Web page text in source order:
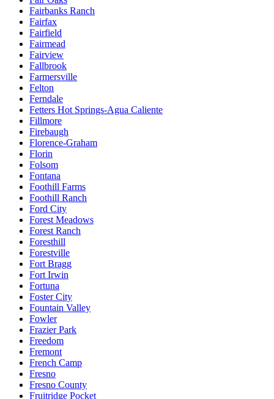
Fairbanks Ranch
Fairfax
Fairfield
Fairmead
Fairview
Fallbrook
Farmersville
Felton
Ferndale
Fetters Hot Springs-Agua Caliente
Fillmore
Firebaugh
Florence-Graham
Florin
Folsom
Fontana
Foothill Farms
Foothill Ranch
Ford City
Forest Meadows
Forest Ranch
Foresthill
Forestville
Fort Bragg
Fort Irwin
Fortuna
Foster City
Fountain Valley
Fowler
Frazier Park
Freedom
Fremont
French Camp
Fresno
Fresno County
Fruitridge Pocket